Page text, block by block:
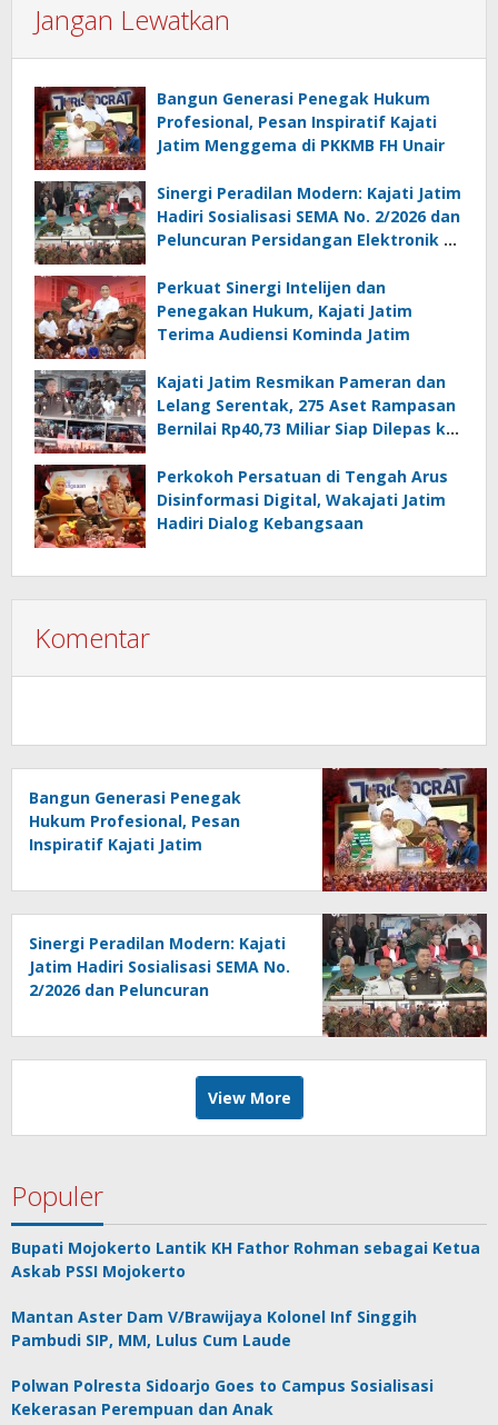
Jangan Lewatkan
Bangun Generasi Penegak Hukum
Profesional, Pesan Inspiratif Kajati
Jatim Menggema di PKKMB FH Unair
Sinergi Peradilan Modern: Kajati Jatim
Hadiri Sosialisasi SEMA No. 2/2026 dan
Peluncuran Persidangan Elektronik di
Perkuat Sinergi Intelijen dan
Penegakan Hukum, Kajati Jatim
Terima Audiensi Kominda Jatim
Kajati Jatim Resmikan Pameran dan
Lelang Serentak, 275 Aset Rampasan
Bernilai Rp40,73 Miliar Siap Dilepas ke
Perkokoh Persatuan di Tengah Arus
Disinformasi Digital, Wakajati Jatim
Hadiri Dialog Kebangsaan
Komentar
Bangun Generasi Penegak
Hukum Profesional, Pesan
Inspiratif Kajati Jatim
Sinergi Peradilan Modern: Kajati
Jatim Hadiri Sosialisasi SEMA No.
2/2026 dan Peluncuran
Surabaya
View More
Populer
Bupati Mojokerto Lantik KH Fathor Rohman sebagai Ketua
Askab PSSI Mojokerto
Mantan Aster Dam V/Brawijaya Kolonel Inf Singgih
Pambudi SIP, MM, Lulus Cum Laude
Polwan Polresta Sidoarjo Goes to Campus Sosialisasi
Kekerasan Perempuan dan Anak